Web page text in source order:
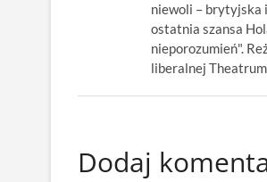
niewoli – brytyjska
ostatnia szansa
nieporozumień".
liberalnej
Dodaj